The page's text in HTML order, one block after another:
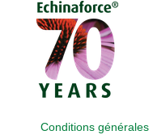
Conditions générales